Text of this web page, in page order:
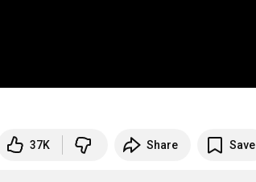
37K Share Save